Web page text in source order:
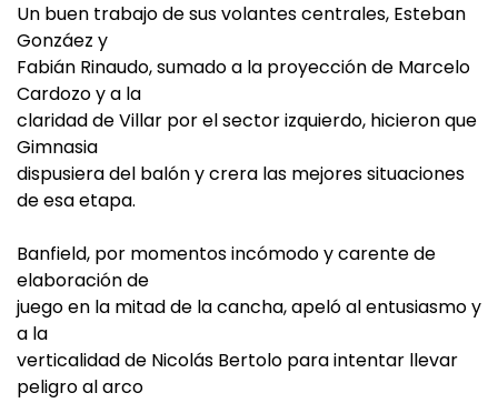
Un buen trabajo de sus volantes centrales, Esteban
Gonzáez y
Fabián Rinaudo, sumado a la proyección de Marcelo
Cardozo y a la
claridad de Villar por el sector izquierdo, hicieron que
Gimnasia
dispusiera del balón y crera las mejores situaciones
de esa etapa.
Banfield, por momentos incómodo y carente de
elaboración de
juego en la mitad de la cancha, apeló al entusiasmo y
a la
verticalidad de Nicolás Bertolo para intentar llevar
peligro al arco